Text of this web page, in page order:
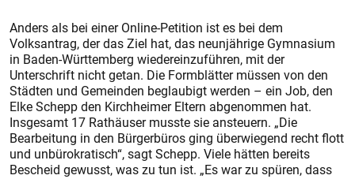
Anders als bei einer Online-Petition ist es bei dem
Volksantrag, der das Ziel hat, das neunjährige Gymnasium
in Baden-Württemberg wiedereinzuführen, mit der
Unterschrift nicht getan. Die Formblätter müssen von den
Städten und Gemeinden beglaubigt werden – ein Job, den
Elke Schepp den Kirchheimer Eltern abgenommen hat.
Insgesamt 17 Rathäuser musste sie ansteuern. „Die
Bearbeitung in den Bürgerbüros ging überwiegend recht flott
und unbürokratisch“, sagt Schepp. Viele hätten bereits
Bescheid gewusst, was zu tun ist. „Es war zu spüren, dass